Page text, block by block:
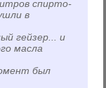
спирто-
в
гейзер... и
масла
был